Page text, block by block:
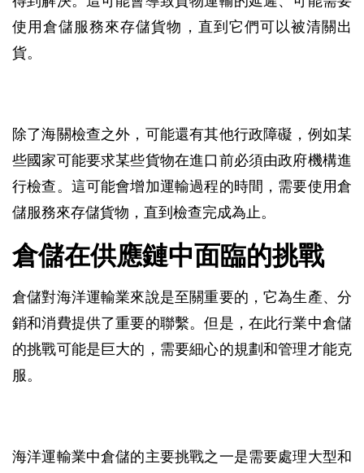
使用倉儲服務來存儲貨物，直到它們可以被清關出
貨。
除了海關檢查之外，可能還有其他行政障礙，例如某
些國家可能要求某些貨物在進口前必須由政府機構進
行檢查。這可能會增加運輸過程的時間，需要使用倉
儲服務來存儲貨物，直到檢查完成為止。
倉儲在供應鏈中面臨的挑戰
倉儲對海洋運輸業來說是至關重要的，它為生產、分
銷和消費提供了重要的聯繫。但是，在此行業中倉儲
的挑戰可能是巨大的，需要細心的規劃和管理才能克
服。
海洋運輸業中倉儲的主要挑戰之一是需要處理大型和